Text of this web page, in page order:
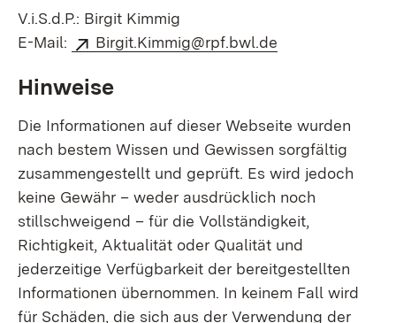
V.i.S.d.P.: Birgit Kimmig
E-Mail:
Birgit.Kimmig@rpf.bwl.de
Hinweise
Die Informationen auf dieser Webseite wurden
nach bestem Wissen und Gewissen sorgfältig
zusammen­gestellt und geprüft. Es wird jedoch
keine Gewähr – weder ausdrücklich noch
stillschweigend – für die Voll­ständigkeit,
Richtigkeit, Aktualität oder Qualität und
jederzeitige Verfüg­barkeit der bereitgestellten
Informationen übernommen. In keinem Fall wird
für Schäden, die sich aus der Verwendung der